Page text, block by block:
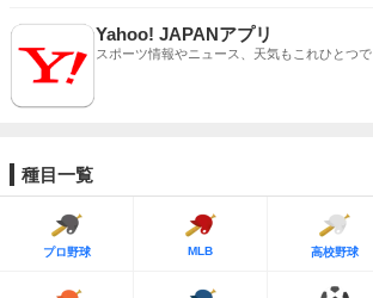
Yahoo! JAPANアプリ
スポーツ情報やニュース、天気もこれひとつで
種目一覧
プロ野球 MLB 高校野球